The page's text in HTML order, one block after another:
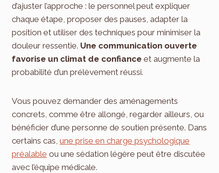
d’ajuster l’approche : le personnel peut expliquer
chaque étape, proposer des pauses, adapter la
position et utiliser des techniques pour minimiser la
douleur ressentie. Une communication ouverte
favorise un climat de confiance et augmente la
probabilité d’un prélèvement réussi.
Vous pouvez demander des aménagements
concrets, comme être allongé, regarder ailleurs, ou
bénéficier d’une personne de soutien présente. Dans
certains cas, une prise en charge psychologique
préalable ou une sédation légère peut être discutée
avec l’équipe médicale.